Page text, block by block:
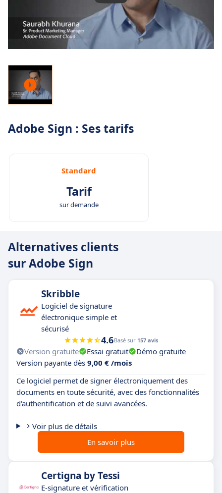
Adobe Sign : Ses tarifs
Standard
Tarif
sur demande
Alternatives clients
sur Adobe Sign
Skribble
Logiciel de signature
électronique simple et
sécurisé
4.6Basé sur 157 avis
Version gratuite Essai gratuit
Démo gratuite
Version payante dès 9,00 € /mois
Ce logiciel permet de signer électroniquement des
documents en toute sécurité, avec des fonctionnalités
d'authentification et de suivi avancées.
Voir plus de détails
En savoir plus
Certigna by Tessi
E-signature et vérification